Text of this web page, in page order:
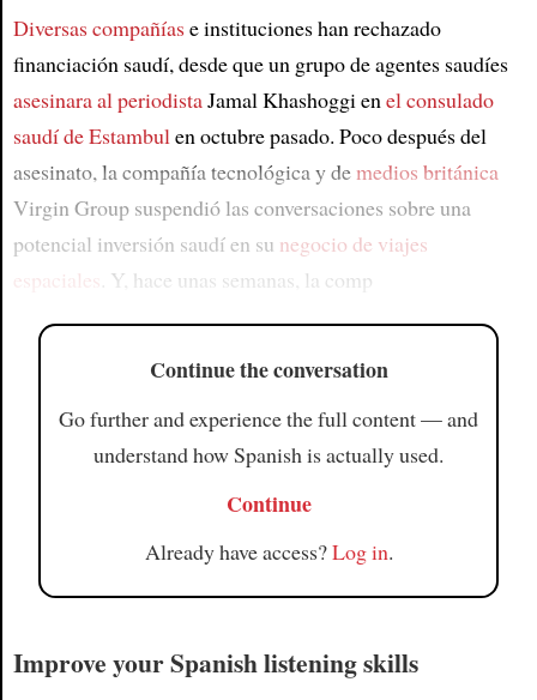
Diversas compañíase instituciones han rechazado
financiación saudí, desde que un grupo de agentes saudíes
asesinara alperiodistaJamal Khashoggi enel consulado
saudí de Estambulen octubre pasado. Poco después del
asesinato, la compañía tecnológica y demedios británica
Virgin Group suspendió las conversaciones sobre una
potencial inversión saudí en su negocio de viajes
espaciales . Y, hace unas semanas, la comp
Continue the conversation
Go further and experience the full content — and
understand how Spanish is actually used.
Continue
Already have access?Log in.
Improve your Spanish listening skills